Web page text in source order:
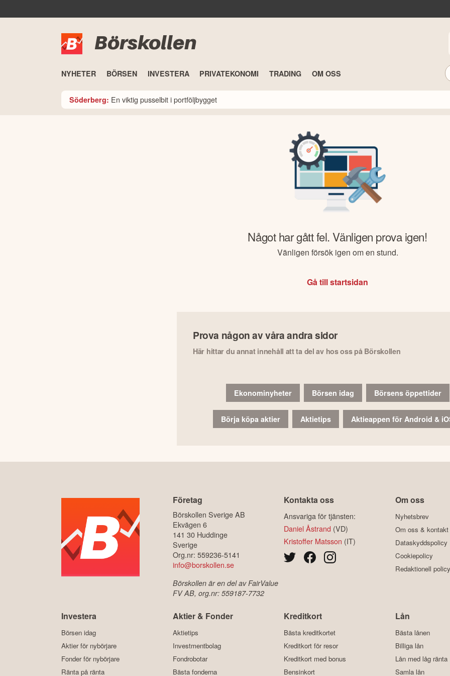
Börskollen
NYHETER BÖRSEN INVESTERA PRIVATEKONOMI TRADING OM OSS
Söderberg: En viktig pusselbit i portföljbygget
Något har gått fel. Vänligen prova igen!
Vänligen försök igen om en stund.
Gå till startsidan
Prova någon av våra andra sidor
Här hittar du annat innehåll att ta del av hos oss på Börskollen
Ekonominyheter Börsen idag Börsens öppettider
Börja köpa aktier Aktietips Aktieappen för Android &
Företag
Börskollen Sverige AB
Ekvägen 6
141 30 Huddinge
Sverige
Org.nr: 559236-5141
info@borskollen.se
Börskollen är en del av FairValue
FV AB, org.nr: 559187-7732
Kontakta oss
Ansvariga för tjänsten:
Daniel Åstrand (VD)
Kristoffer Matsson (IT)
Om oss
Nyhetsbrev
Om oss & kontakt
Dataskyddspolicy
Cookiepolicy
Redaktionell policy
Investera
Börsen idag
Aktier för nybörjare
Fonder för nybörjare
Ränta på ränta
Aktier & Fonder
Aktietips
Investmentbolag
Fondrobotar
Bästa fonderna
Kreditkort
Bästa kreditkortet
Kreditkort för resor
Kreditkort med bonus
Bensinkort
Lån
Bästa lånen
Billiga lån
Lån med låg ränta
Samla lån